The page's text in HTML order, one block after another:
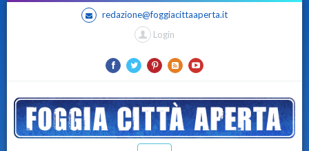
redazione@foggiacittaaperta.it
Login